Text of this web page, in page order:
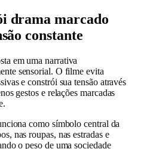
drama marcado
constante
em uma narrativa
sensorial. O filme evita
e constrói sua tensão através
gestos e relações marcadas
como símbolo central da
nas roupas, nas estradas e
o peso de uma sociedade